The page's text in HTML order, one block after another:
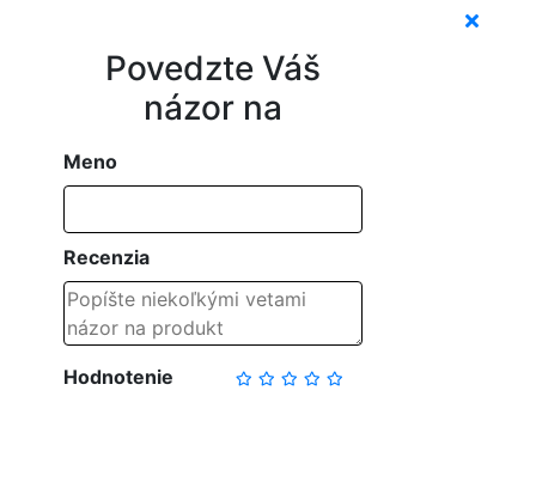
Povedzte Váš
názor na
Meno
Recenzia
Hodnotenie